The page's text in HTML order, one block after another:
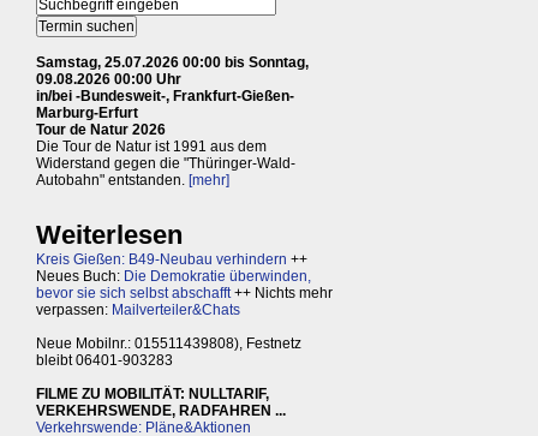
Samstag, 25.07.2026 00:00 bis Sonntag,
09.08.2026 00:00 Uhr
in/bei -Bundesweit-, Frankfurt-Gießen-
Marburg-Erfurt
Tour de Natur 2026
Die Tour de Natur ist 1991 aus dem
Widerstand gegen die "Thüringer-Wald-
Autobahn" entstanden. [mehr]
Weiterlesen
Kreis Gießen: B49-Neubau verhindern ++
Neues Buch: Die Demokratie überwinden,
bevor sie sich selbst abschafft++ Nichts mehr
verpassen: Mailverteiler&Chats
Neue Mobilnr.: 015511439808), Festnetz
bleibt 06401-903283
FILME ZU MOBILITÄT: NULLTARIF,
VERKEHRSWENDE, RADFAHREN ...
Verkehrswende: Pläne&Aktionen